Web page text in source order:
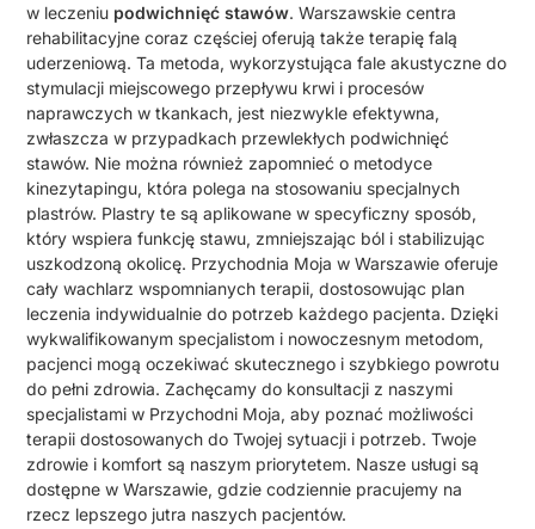
w leczeniu podwichnięć stawów. Warszawskie centra
rehabilitacyjne coraz częściej oferują także terapię falą
uderzeniową. Ta metoda, wykorzystująca fale akustyczne do
stymulacji miejscowego przepływu krwi i procesów
naprawczych w tkankach, jest niezwykle efektywna,
zwłaszcza w przypadkach przewlekłych podwichnięć
stawów. Nie można również zapomnieć o metodyce
kinezytapingu, która polega na stosowaniu specjalnych
plastrów. Plastry te są aplikowane w specyficzny sposób,
który wspiera funkcję stawu, zmniejszając ból i stabilizując
uszkodzoną okolicę. Przychodnia Moja w Warszawie oferuje
cały wachlarz wspomnianych terapii, dostosowując plan
leczenia indywidualnie do potrzeb każdego pacjenta. Dzięki
wykwalifikowanym specjalistom i nowoczesnym metodom,
pacjenci mogą oczekiwać skutecznego i szybkiego powrotu
do pełni zdrowia. Zachęcamy do konsultacji z naszymi
specjalistami w Przychodni Moja, aby poznać możliwości
terapii dostosowanych do Twojej sytuacji i potrzeb. Twoje
zdrowie i komfort są naszym priorytetem. Nasze usługi są
dostępne w Warszawie, gdzie codziennie pracujemy na
rzecz lepszego jutra naszych pacjentów.